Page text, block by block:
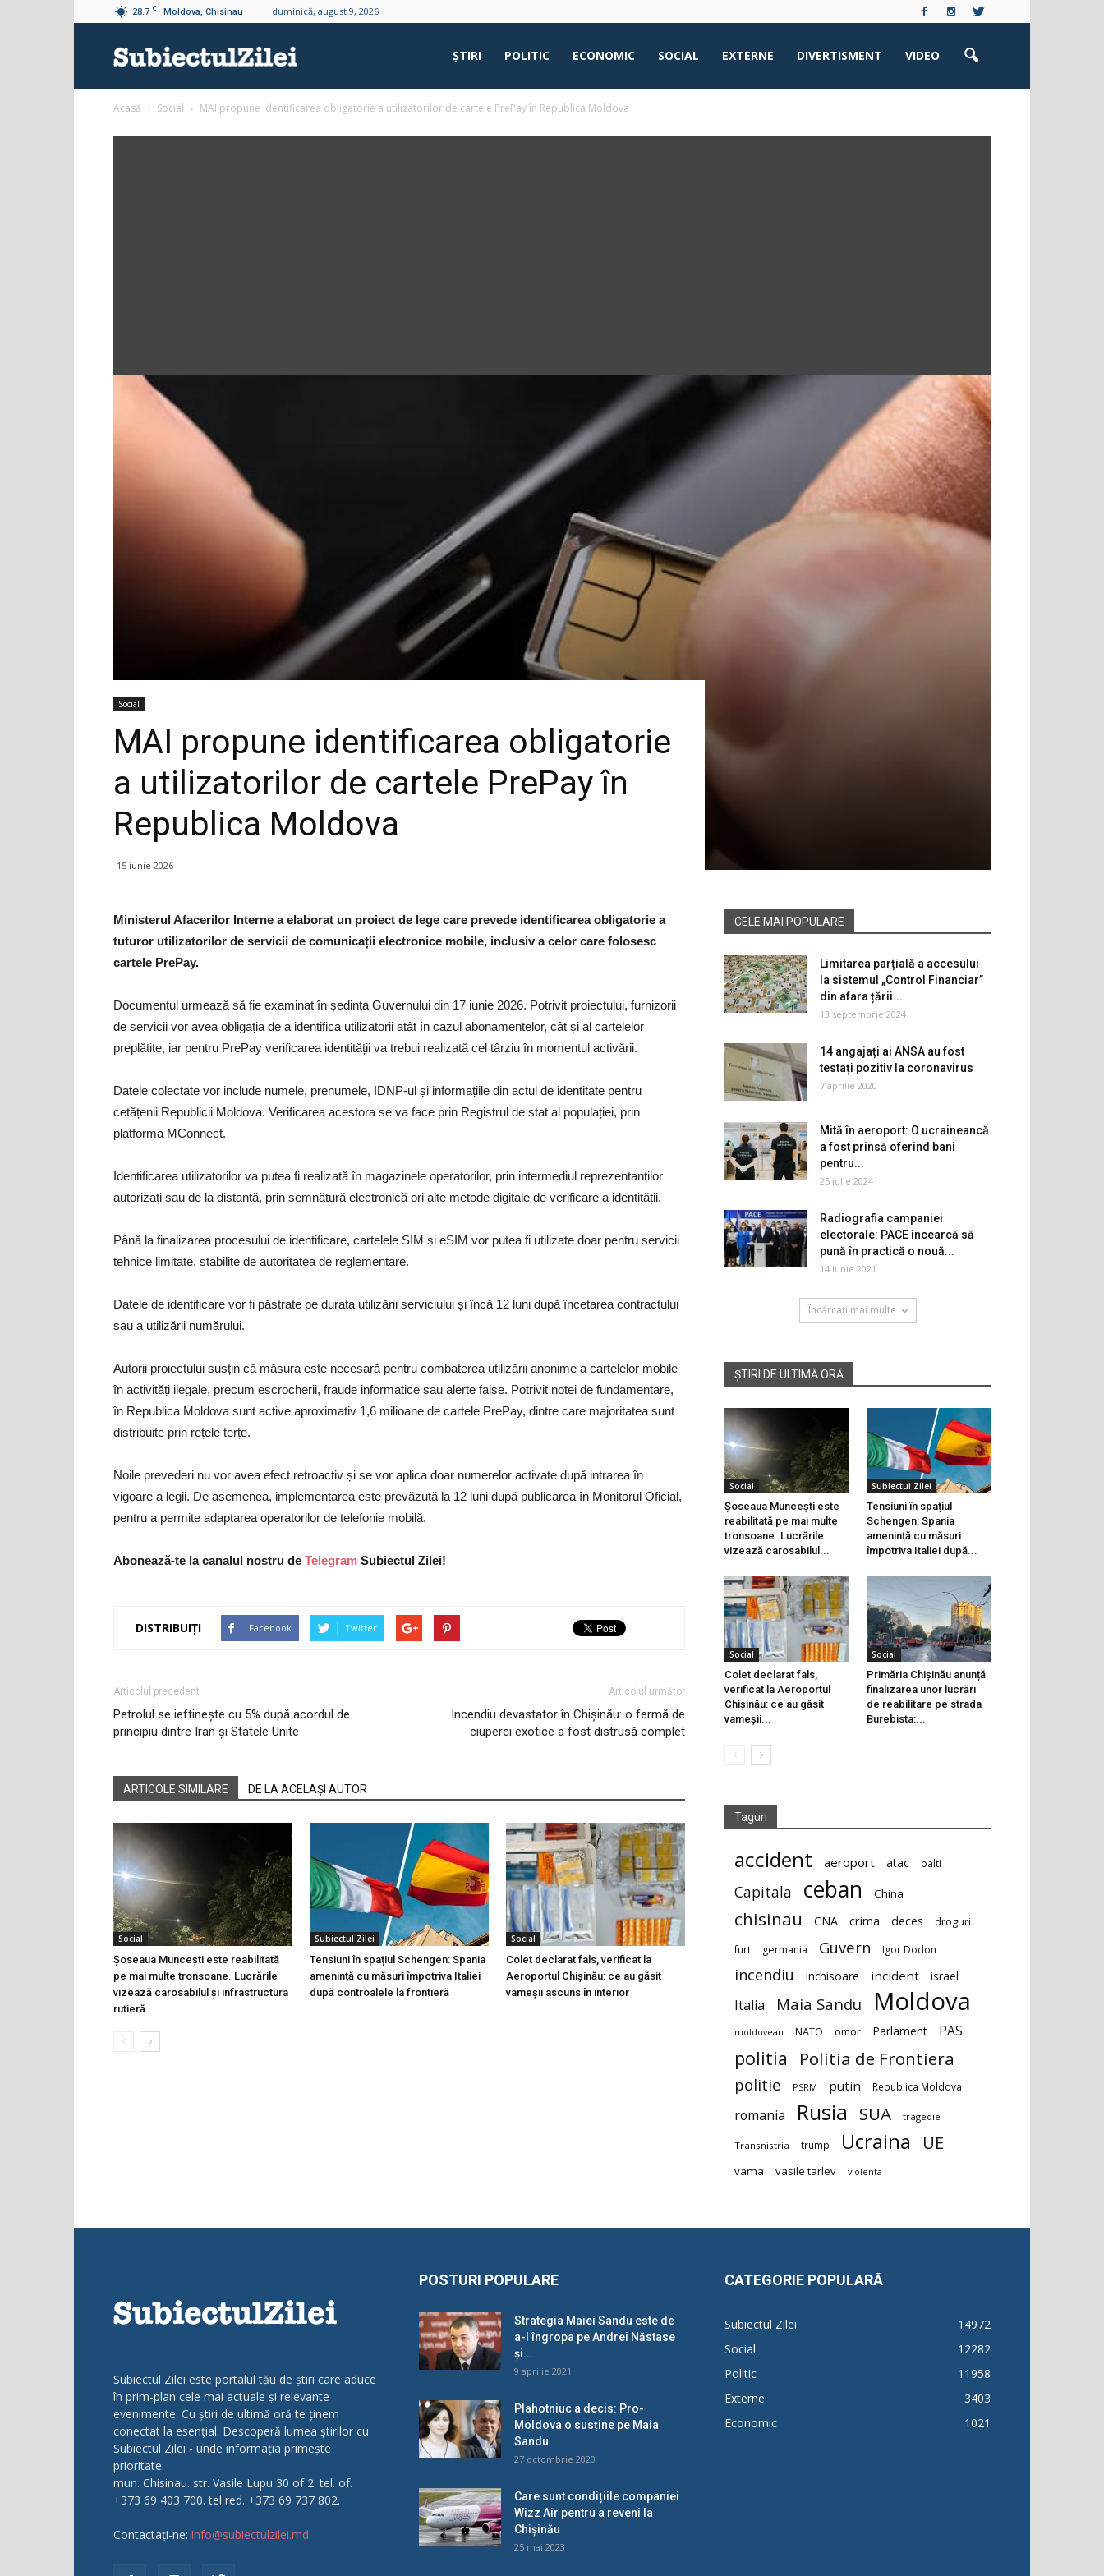
28.7 C Moldova, Chisinau duminică, august 9, 2026
ŞTIRI POLITIC ECONOMIC SOCIAL EXTERNE DIVERTISMENT VIDEO
Acasă Social MAI propune identificarea obligatorie a utilizatorilor de cartele PrePay în Republica Moldova
Social
MAI propune identificarea obligatorie
a utilizatorilor de cartele PrePay în
Republica Moldova
15 iunie 2026
Ministerul Afacerilor Interne a elaborat un proiect de lege care prevede identificarea obligatorie a
tuturor utilizatorilor de servicii de comunicații electronice mobile, inclusiv a celor care folosesc
cartele PrePay.
Documentul urmează să fie examinat în ședința Guvernului din 17 iunie 2026. Potrivit proiectului, furnizorii
de servicii vor avea obligația de a identifica utilizatorii atât în cazul abonamentelor, cât și al cartelelor
preplătite, iar pentru PrePay verificarea identității va trebui realizată cel târziu în momentul activării.
Datele colectate vor include numele, prenumele, IDNP-ul și informațiile din actul de identitate pentru
cetățenii Republicii Moldova. Verificarea acestora se va face prin Registrul de stat al populației, prin
platforma MConnect.
Identificarea utilizatorilor va putea fi realizată în magazinele operatorilor, prin intermediul reprezentanților
autorizați sau de la distanță, prin semnătură electronică ori alte metode digitale de verificare a identității.
Până la finalizarea procesului de identificare, cartelele SIM și eSIM vor putea fi utilizate doar pentru servicii
tehnice limitate, stabilite de autoritatea de reglementare.
Datele de identificare vor fi păstrate pe durata utilizării serviciului și încă 12 luni după încetarea contractului
sau a utilizării numărului.
Autorii proiectului susțin că măsura este necesară pentru combaterea utilizării anonime a cartelelor mobile
în activități ilegale, precum escrocherii, fraude informatice sau alerte false. Potrivit notei de fundamentare,
în Republica Moldova sunt active aproximativ 1,6 milioane de cartele PrePay, dintre care majoritatea sunt
distribuite prin rețele terțe.
Noile prevederi nu vor avea efect retroactiv și se vor aplica doar numerelor activate după intrarea în
vigoare a legii. De asemenea, implementarea este prevăzută la 12 luni după publicarea în Monitorul Oficial,
pentru a permite adaptarea operatorilor de telefonie mobilă.
Abonează-te la canalul nostru de Telegram Subiectul Zilei!
DISTRIBUIȚI Facebook Twitter
Articolul precedent
Petrolul se ieftinește cu 5% după acordul de
principiu dintre Iran și Statele Unite
Articolul următor
Incendiu devastator în Chișinău: o fermă de
ciuperci exotice a fost distrusă complet
ARTICOLE SIMILARE DE LA ACELAȘI AUTOR
Social
Șoseaua Muncești este reabilitată
pe mai multe tronsoane. Lucrările
vizează carosabilul și infrastructura
rutieră
Subiectul Zilei
Tensiuni în spațiul Schengen: Spania
amenință cu măsuri împotriva Italiei
după controalele la frontieră
Social
Colet declarat fals, verificat la
Aeroportul Chișinău: ce au găsit
vameșii ascuns în interior
CELE MAI POPULARE
Limitarea parțială a accesului
la sistemul „Control Financiar”
din afara țării...
13 septembrie 2024
14 angajați ai ANSA au fost
testați pozitiv la coronavirus
7 aprilie 2020
Mită în aeroport: O ucraineancă
a fost prinsă oferind bani
pentru...
25 iulie 2024
Radiografia campaniei
electorale: PACE încearcă să
pună în practică o nouă...
14 iunie 2021
Încărcați mai multe
ȘTIRI DE ULTIMĂ ORĂ
Social
Șoseaua Muncești este
reabilitată pe mai multe
tronsoane. Lucrările
vizează carosabilul...
Subiectul Zilei
Tensiuni în spațiul
Schengen: Spania
amenință cu măsuri
împotriva Italiei după...
Social
Colet declarat fals,
verificat la Aeroportul
Chișinău: ce au găsit
vameșii...
Social
Primăria Chișinău anunță
finalizarea unor lucrări
de reabilitare pe strada
Burebista:...
Taguri
accident aeroport atac balti
Capitala ceban China
chisinau CNA crima deces droguri
furt germania Guvern Igor Dodon
incendiu inchisoare incident israel
Italia Maia Sandu Moldova
moldovean NATO omor Parlament PAS
politia Politia de Frontiera
politie PSRM putin Republica Moldova
romania Rusia SUA tragedie
Transnistria trump Ucraina UE
vama vasile tarlev violenta
Subiectul Zilei este portalul tău de știri care aduce
în prim-plan cele mai actuale și relevante
evenimente. Cu știri de ultimă oră te ținem
conectat la esențial. Descoperă lumea știrilor cu
Subiectul Zilei - unde informația primește
prioritate.
mun. Chisinau. str. Vasile Lupu 30 of 2. tel. of.
+373 69 403 700. tel red. +373 69 737 802.
Contactați-ne: info@subiectulzilei.md
POSTURI POPULARE
Strategia Maiei Sandu este de
a-l îngropa pe Andrei Năstase
și...
9 aprilie 2021
Plahotniuc a decis: Pro-
Moldova o susține pe Maia
Sandu
27 octombrie 2020
Care sunt condițiile companiei
Wizz Air pentru a reveni la
Chișinău
25 mai 2023
CATEGORIE POPULARĂ
Subiectul Zilei
14972
Social
12282
Politic
11958
Externe
3403
Economic
1021